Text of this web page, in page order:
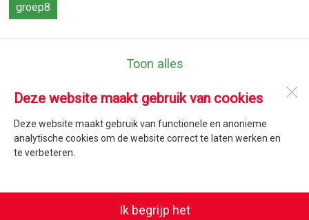
Deze website maakt gebruik van cookies
Deze website maakt gebruik van functionele en anonieme
analytische cookies om de website correct te laten werken en
te verbeteren.
Ik begrijp het
groep8
Toon alles
Emmalaan 47
1791 AT
Den Burg
SdH Vormgeving | Ziber DS4